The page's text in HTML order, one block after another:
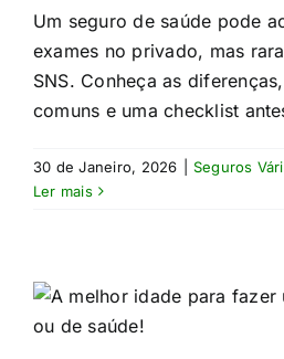
Um seguro de saúde pode
exames no privado, mas
SNS. Conheça as
comuns e uma checklist
30 de Janeiro, 2026 Seguros
Ler mais